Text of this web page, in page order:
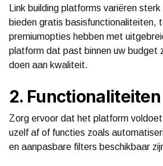
Link building platforms variëren
bieden gratis basisfunctionaliteiten,
premiumopties hebben met
platform dat past binnen uw budget
doen aan kwaliteit.
2. Functionaliteiten
Zorg ervoor dat het platform
uzelf af of functies zoals
en aanpasbare filters beschikbaar